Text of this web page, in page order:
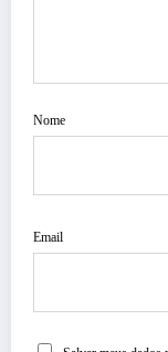
Nome
Email